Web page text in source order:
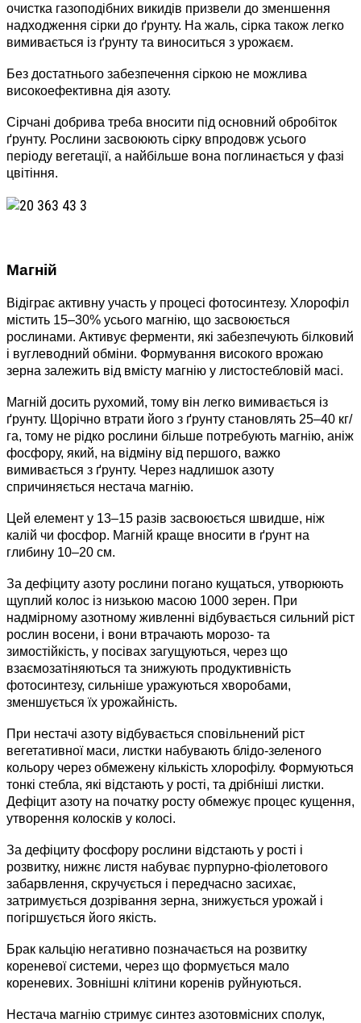
очистка газоподібних викидів призвели до зменшення
надходження сірки до ґрунту. На жаль, сірка також легко
вимивається із ґрунту та виноситься з урожаєм.
Без достатнього забезпечення сіркою не можлива
високоефективна дія азоту.
Сірчані добрива треба вносити під основний обробіток
ґрунту. Рослини засвоюють сірку впродовж усього
періоду вегетації, а найбільше вона поглинається у фазі
цвітіння.
Магній
Відіграє активну участь у процесі фотосинтезу. Хлорофіл
містить 15–30% усього магнію, що засвоюється
рослинами. Активує ферменти, які забезпечують білковий
і вуглеводний обміни. Формування високого врожаю
зерна залежить від вмісту магнію у листостебловій масі.
Магній досить рухомий, тому він легко вимивається із
ґрунту. Щорічно втрати його з ґрунту становлять 25–40 кг/
га, тому не рідко рослини більше потребують магнію, аніж
фосфору, який, на відміну від першого, важко
вимивається з ґрунту. Через надлишок азоту
спричиняється нестача магнію.
Цей елемент у 13–15 разів засвоюється швидше, ніж
калій чи фосфор. Магній краще вносити в ґрунт на
глибину 10–20 см.
За дефіциту азоту рослини погано кущаться, утворюють
щуплий колос із низькою масою 1000 зерен. При
надмірному азотному живленні відбувається сильний ріст
рослин восени, і вони втрачають морозо- та
зимостійкість, у посівах загущуються, через що
взаємозатіняються та знижують продуктивність
фотосинтезу, сильніше уражуються хворобами,
зменшується їх урожайність.
При нестачі азоту відбувається сповільнений ріст
вегетативної маси, листки набувають блідо-зеленого
кольору через обмежену кількість хлорофілу. Формуються
тонкі стебла, які відстають у рості, та дрібніші листки.
Дефіцит азоту на початку росту обмежує процес кущення,
утворення колосків у колосі.
За дефіциту фосфору рослини відстають у рості і
розвитку, нижнє листя набуває пурпурно-фіолетового
забарвлення, скручується і передчасно засихає,
затримується дозрівання зерна, знижується урожай і
погіршується його якість.
Брак кальцію негативно позначається на розвитку
кореневої системи, через що формується мало
кореневих. Зовнішні клітини коренів руйнуються.
Нестача магнію стримує синтез азотовмісних сполук,